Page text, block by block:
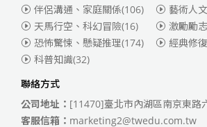
伴侶溝通、家庭關係(106) 藝術人
天馬行空、科幻冒險(16) 激勵勵
恐怖驚悚、懸疑推理(174) 經典修
科普知識(32)
聯絡方式
公司地址： [11470]臺北市內湖區南京東路
客服信箱： marketing2@twedu.com.tw